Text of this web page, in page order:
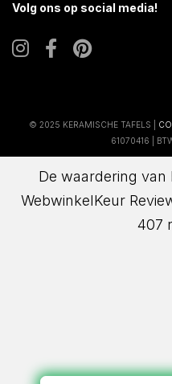
Volg ons op social media!
© 2025 KERAMISCHE TAFELS |
61070416 |
De waardering
WebwinkelKeur
407